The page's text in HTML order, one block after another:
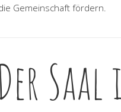
Gemeinschaft fördern.